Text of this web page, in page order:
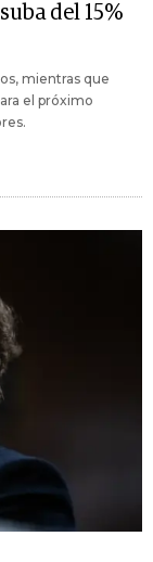
del 15%
mientras que
el próximo